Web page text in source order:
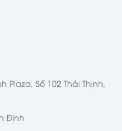
Plaza, Số 102 Thái Thịnh,
Định